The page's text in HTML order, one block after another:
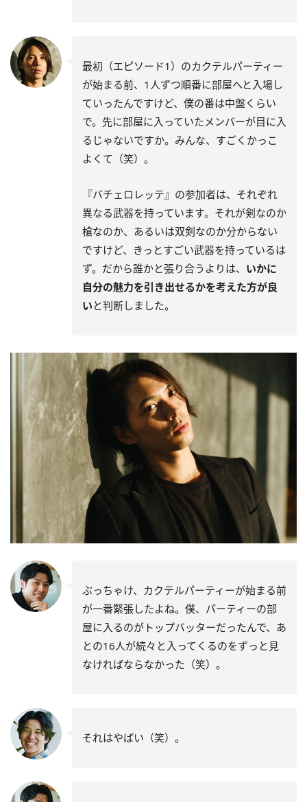
最初（エピソード1）のカクテルパーティー
が始まる前、1人ずつ順番に部屋へと入場し
ていったんですけど、僕の番は中盤くらい
で。先に部屋に入っていたメンバーが目に入
るじゃないですか。みんな、すごくかっこ
よくて（笑）。
『バチェロレッテ』の参加者は、それぞれ
異なる武器を持っています。それが剣なのか
槍なのか、あるいは双剣なのか分からない
ですけど、きっとすごい武器を持っているは
ず。だから誰かと張り合うよりは、 いかに
自分の魅力を引き出せるかを考えた方が良
い と判断しました。
ぶっちゃけ、カクテルパーティーが始まる前
が一番緊張したよね。僕、パーティーの部
屋に入るのがトップバッターだったんで、あ
との16人が続々と入ってくるのをずっと見
なければならなかった（笑）。
それはやばい（笑）。